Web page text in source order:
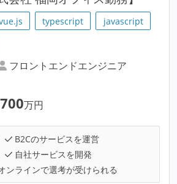
typescript
javascript
フロントエンドエンジニア
700万円
B2Cのサービスを運営
自社サービスを開発
ンラインで選考が受けられる